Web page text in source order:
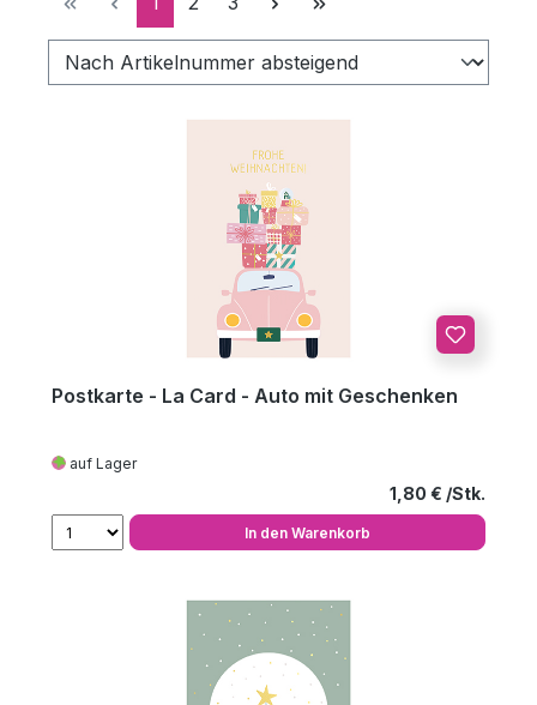
Postkarte - La Card - Auto mit Geschenken
auf Lager
Regulärer
1,80 €
In den Warenkorb